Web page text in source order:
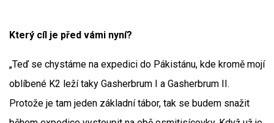
Který cíl je před vámi nyní?
„Teď se chystáme na expedici do Pákistánu, kde kromě mojí
oblíbené K2 leží taky Gasherbrum I a Gasherbrum II.
Protože je tam jeden základní tábor, tak se budem snažit